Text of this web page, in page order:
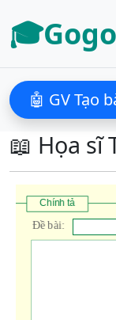
🤖 GV Tạo
📖 Họa sĩ